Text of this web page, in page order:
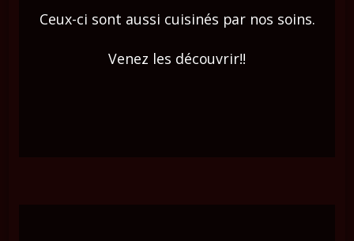
Ceux-ci sont aussi cuisinés par nos soins.
Venez les découvrir!!